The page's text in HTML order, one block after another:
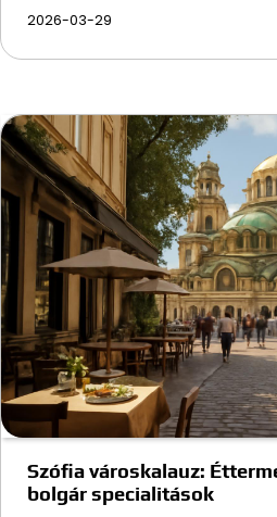
2026-03-29
Szófia városkalauz:
bolgár specialitások